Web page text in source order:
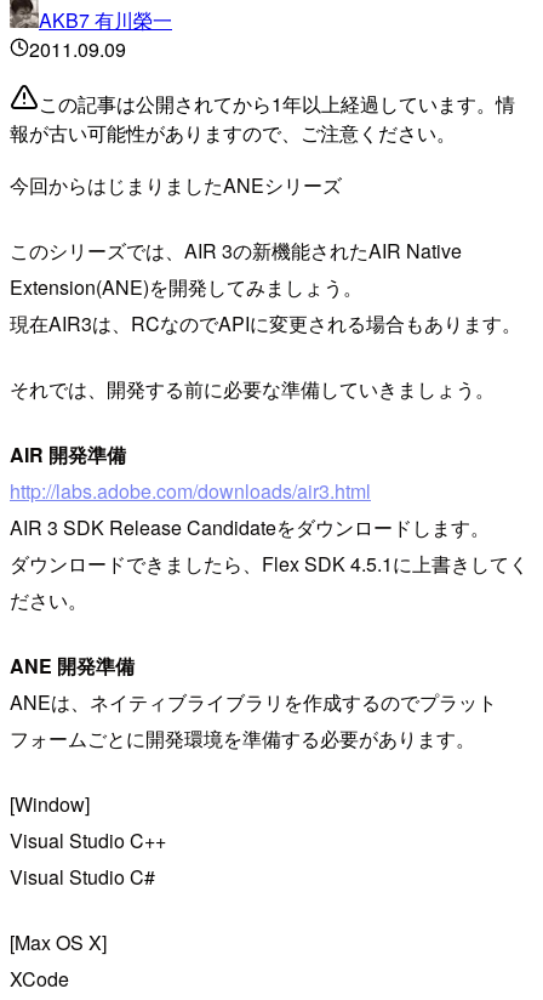
AKB7 有川榮一
2011.09.09
この記事は公開されてから1年以上経過しています。情
報が古い可能性がありますので、ご注意ください。
今回からはじまりましたANEシリーズ
このシリーズでは、AIR 3の新機能されたAIR Native
Extension(ANE)を開発してみましょう。
現在AIR3は、RCなのでAPIに変更される場合もあります。
それでは、開発する前に必要な準備していきましょう。
AIR 開発準備
http://labs.adobe.com/downloads/air3.html
AIR 3 SDK Release Candidateをダウンロードします。
ダウンロードできましたら、Flex SDK 4.5.1に上書きしてく
ださい。
ANE 開発準備
ANEは、ネイティブライブラリを作成するのでプラット
フォームごとに開発環境を準備する必要があります。
[Window]
Visual Studio C++
Visual Studio C#
[Max OS X]
XCode